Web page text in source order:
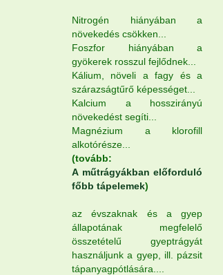
Nitrogén hiányában a
növekedés csökken...
Foszfor hiányában a
gyökerek rosszul fejlődnek...
Kálium, növeli a fagy és a
szárazságtűrő képességet...
Kalcium a hosszirányú
növekedést segíti...
Magnézium a klorofill
alkotórésze...
(tovább:
A műtrágyákban előforduló
főbb tápelemek)
az évszaknak és a gyep
állapotának megfelelő
összetételű gyeptrágyát
használjunk a gyep, ill. pázsit
tápanyagpótlására....